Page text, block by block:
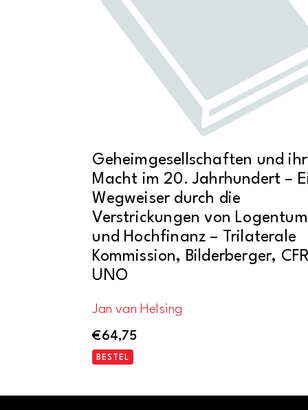
Geheimgesellschaften und
Macht im 20. Jahrhundert –
Wegweiser durch die
Verstrickungen von Logentum
und Hochfinanz – Trilaterale
Kommission, Bilderberger,
UNO
Jan van Helsing
€64,75
BESTEL